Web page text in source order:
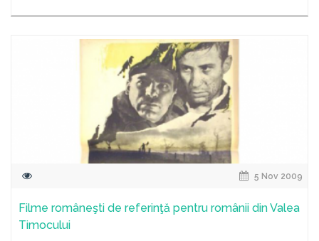
5 Nov 2009
Filme româneşti de referinţă pentru românii din Valea
Timocului